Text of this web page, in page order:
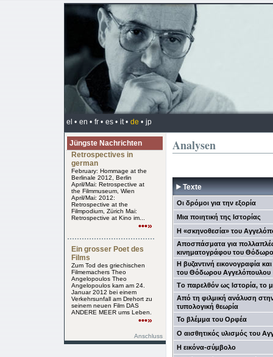
el • en • fr • es • it • de • jp
Jüngste Nachrichten
Retrospectives in
german
February: Hommage at the
Berlinale 2012, Berlin
April/Mai: Retrospective at
the Filmmuseum, Wien
April/Mai: 2012:
Retrospective at the
Filmpodium, Zürich Mai:
Retrospective at Kino im...
•••»
Ein grosser Poet des
Films
Zum Tod des griechischen
Filmemachers Theo
Angelopoulos Theo
Angelopoulos kam am 24.
Januar 2012 bei einem
Verkehrsunfall am Drehort zu
seinem neuen Film DAS
ANDERE MEER ums Leben.
•••»
Anschluss
Analysen
Texte
Oι δρόμοι για την εξορία
Μια ποιητική της Ιστορίας
Η «σκηνοθεσία» του
Αποσπάσματα για
κινηματογράφου του
H βυζαντινή εικονογραφία
του Θόδωρου Aγγελόπουλου
Tο παρελθόν ως Ιστορία, το
Από τη φιλμική ανάλυση
τυπολογική θεωρία
Το βλέμμα του Oρφέα
O αισθητικός υλισμός του
Η εικόνα-σύμβολο